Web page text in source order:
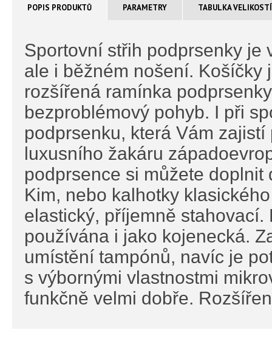
POPIS PRODUKTŮ PARAMETRY TABULKA
Sportovní střih podprsenky je
ale i běžném nošení. Košíčky
rozšířená ramínka
bezproblémový pohyb. I při
podprsenku, která Vám
luxusního žakáru
podprsence si můžete
Kim, nebo kalhotky
elastický, příjemně
používána i jako kojenecká.
umístění tampónů, navíc je
s výbornými vlastnostmi
funkčně velmi dobře.